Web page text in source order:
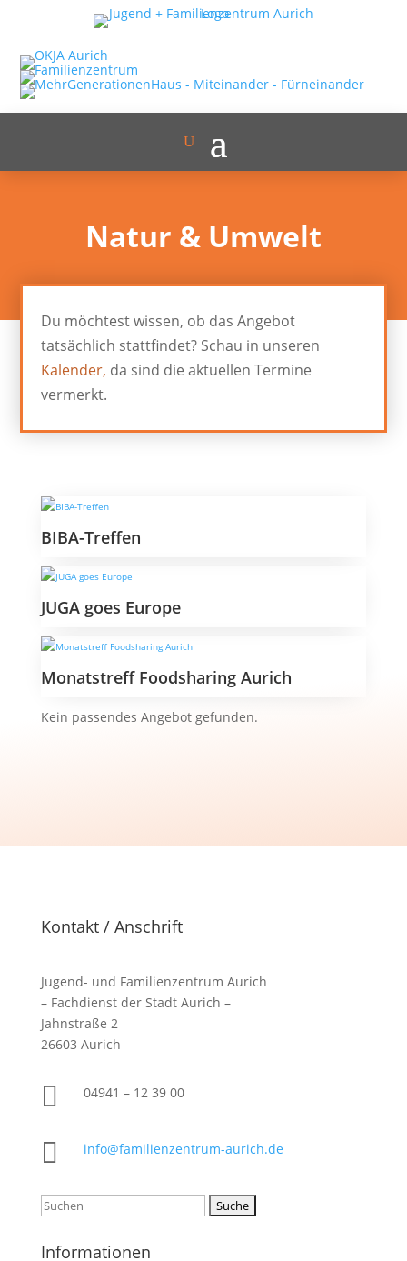
Natur & Umwelt
Du möchtest wissen, ob das Angebot
tatsächlich stattfindet? Schau in unseren
Kalender, da sind die aktuellen Termine
vermerkt.
BIBA-Treffen
JUGA goes Europe
Monatstreff Foodsharing Aurich
Kein passendes Angebot gefunden.
Kontakt / Anschrift
Jugend- und Familienzentrum Aurich
– Fachdienst der Stadt Aurich –
Jahnstraße 2
26603 Aurich
 04941 – 12 39 00
 info@familienzentrum-aurich.de
Suchen
Informationen